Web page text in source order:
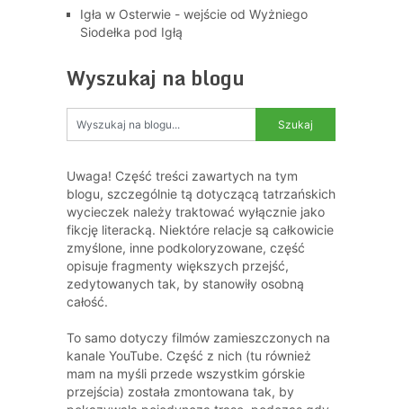
Igła w Osterwie - wejście od Wyżniego
Siodełka pod Igłą
Wyszukaj na blogu
Uwaga! Część treści zawartych na tym
blogu, szczególnie tą dotyczącą tatrzańskich
wycieczek należy traktować wyłącznie jako
fikcję literacką. Niektóre relacje są całkowicie
zmyślone, inne podkoloryzowane, część
opisuje fragmenty większych przejść,
zedytowanych tak, by stanowiły osobną
całość.
To samo dotyczy filmów zamieszczonych na
kanale YouTube. Część z nich (tu również
mam na myśli przede wszystkim górskie
przejścia) została zmontowana tak, by